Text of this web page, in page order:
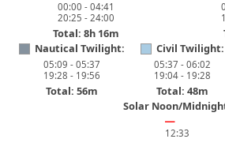
00:00 - 04:41
20:25 - 24:00
Total: 8h 16m
Nautical Twilight:
05:09 - 05:37
19:28 - 19:56
Total: 56m
Civil Twilight:
05:37 - 06:02
19:04 - 19:28
Total: 48m
Solar Noon/
━
12:33